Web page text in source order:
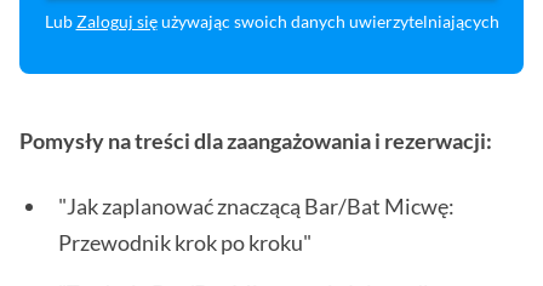
LubZaloguj sięużywając swoich danych uwierzytelniających
Pomysły na treści dla zaangażowania i rezerwacji:
"Jak zaplanować znaczącą Bar/Bat Micwę:
Przewodnik krok po kroku"